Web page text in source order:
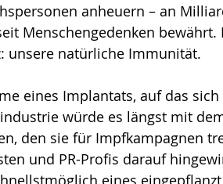
anheuern – an
Menschengedenken
unsere natürliche Immunität.
eines Implantats, auf das
würde es längst mit
den sie für Impfkampagnen
und PR-Profis darauf
eines